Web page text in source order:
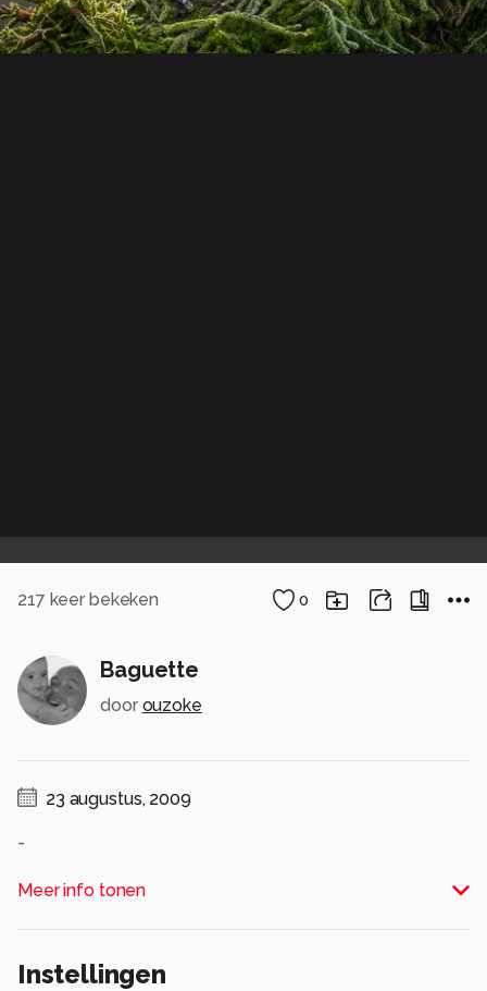
217 keer bekeken 0
Baguette
door ouzoke
23 augustus, 2009
-
Alle rechten voorbehouden
Meer info tonen
Instellingen